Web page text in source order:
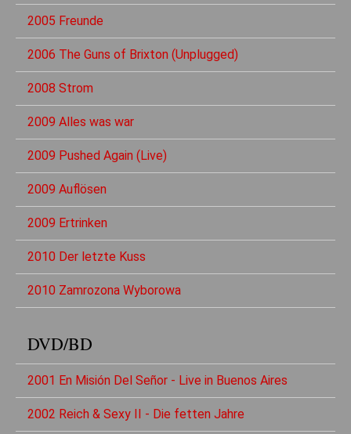
2005 Freunde
2006 The Guns of Brixton (Unplugged)
2008 Strom
2009 Alles was war
2009 Pushed Again (Live)
2009 Auflösen
2009 Ertrinken
2010 Der letzte Kuss
2010 Zamrozona Wyborowa
DVD/BD
2001 En Misión Del Señor - Live in Buenos Aires
2002 Reich & Sexy II - Die fetten Jahre